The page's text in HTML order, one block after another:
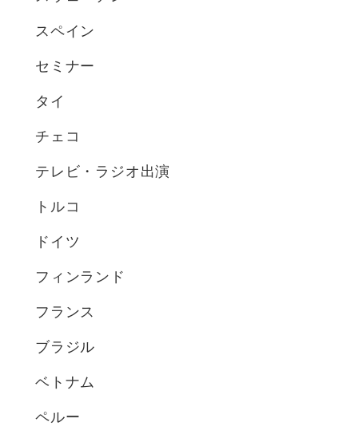
スペイン
セミナー
タイ
チェコ
テレビ・ラジオ出演
トルコ
ドイツ
フィンランド
フランス
ブラジル
ベトナム
ペルー